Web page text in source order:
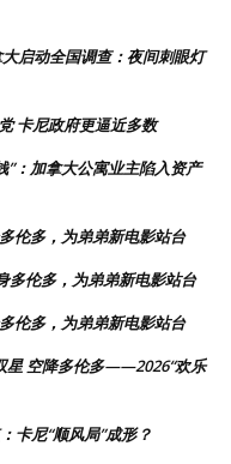
启动全国调查：夜间刺眼灯
卡尼政府更逼近多数
”：加拿大公寓业主陷入资产
伦多，为弟弟新电影站台
多伦多，为弟弟新电影站台
伦多，为弟弟新电影站台
星 空降多伦多——2026“欢乐
卡尼“顺风局”成形？